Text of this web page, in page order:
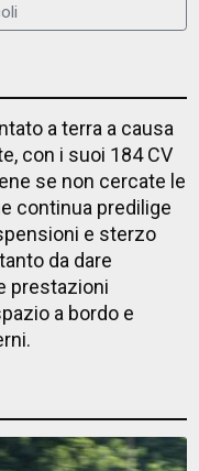
a terra a causa
con i suoi 184 CV
se non cercate le
continua predilige
e sterzo
da dare
prestazioni
a bordo e